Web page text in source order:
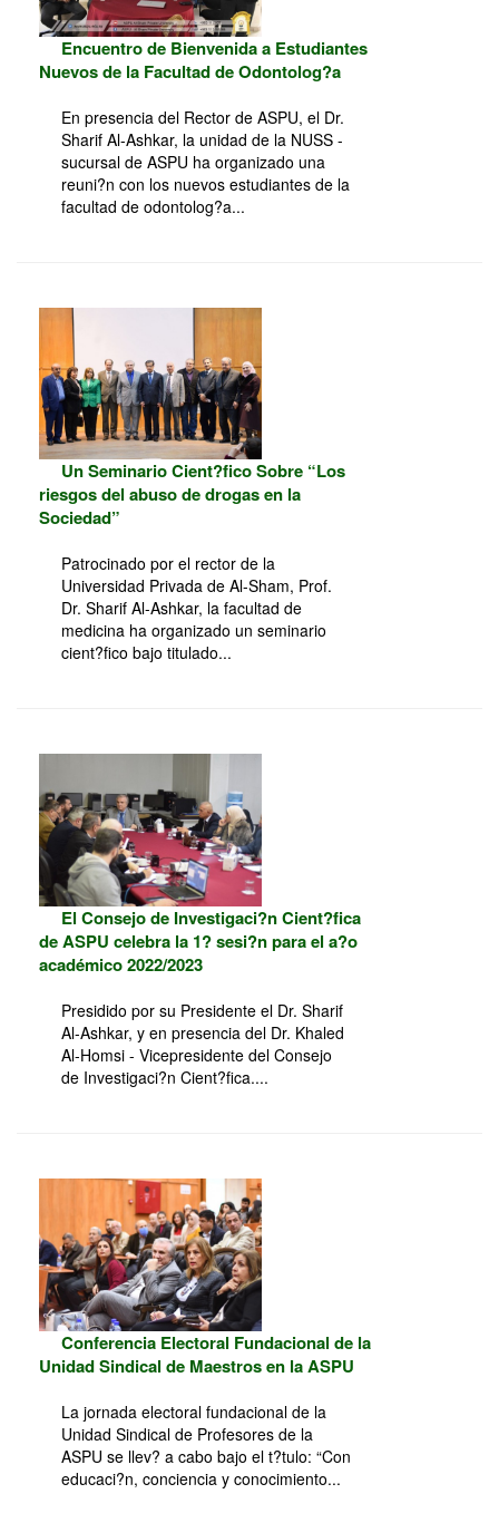
Encuentro de Bienvenida a Estudiantes
Nuevos de la Facultad de Odontolog?a
En presencia del Rector de ASPU, el Dr.
Sharif Al-Ashkar, la unidad de la NUSS -
sucursal de ASPU ha organizado una
reuni?n con los nuevos estudiantes de la
facultad de odontolog?a...
Un Seminario Cient?fico Sobre “Los
riesgos del abuso de drogas en la
Sociedad”
Patrocinado por el rector de la
Universidad Privada de Al-Sham, Prof.
Dr. Sharif Al-Ashkar, la facultad de
medicina ha organizado un seminario
cient?fico bajo titulado...
El Consejo de Investigaci?n Cient?fica
de ASPU celebra la 1? sesi?n para el a?o
académico 2022/2023
Presidido por su Presidente el Dr. Sharif
Al-Ashkar, y en presencia del Dr. Khaled
Al-Homsi - Vicepresidente del Consejo
de Investigaci?n Cient?fica....
Conferencia Electoral Fundacional de la
Unidad Sindical de Maestros en la ASPU
La jornada electoral fundacional de la
Unidad Sindical de Profesores de la
ASPU se llev? a cabo bajo el t?tulo: “Con
educaci?n, conciencia y conocimiento...